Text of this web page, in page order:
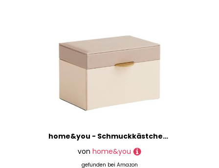
home&you - Schmuckkästchen Enorma, Schmuckbox, Aufbewahrung Schmuck, Schmuckschatulle, Organizer, Schmuckkoffer, Schmuckschachtel, Geschenkbox für Damen und Mädchen - Beige
von home&you
gefunden bei Amazon